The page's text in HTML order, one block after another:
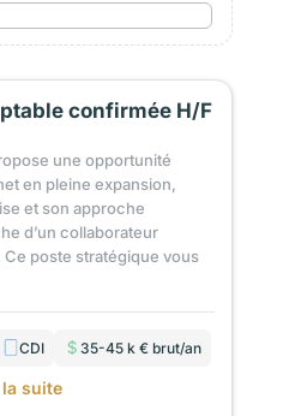
confirmée H/F
une opportunité
en pleine expansion,
et son approche
d’un collaborateur
poste stratégique vous
CDI 35-45 k € brut/an
suite